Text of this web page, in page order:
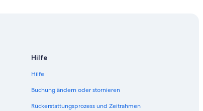
Hilfe
Hilfe
Buchung ändern oder stornieren
Rückerstattungsprozess und Zeitrahmen